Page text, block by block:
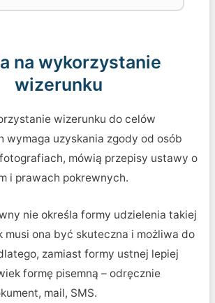
na wykorzystanie
wizerunku
wizerunku do celów
wymaga uzyskania zgody od osób
mówią przepisy ustawy o
i prawach pokrewnych.
nie określa formy udzielenia takiej
musi ona być skuteczna i możliwa do
zamiast formy ustnej lepiej
formę pisemną – odręcznie
mail, SMS.